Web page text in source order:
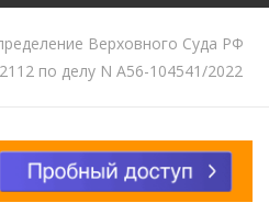
Верховного Суда РФ
по делу N А56-104541/2022